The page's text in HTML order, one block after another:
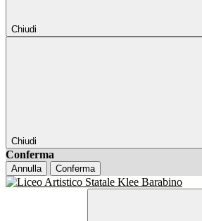
Chiudi
Chiudi
Conferma
Annulla Conferma